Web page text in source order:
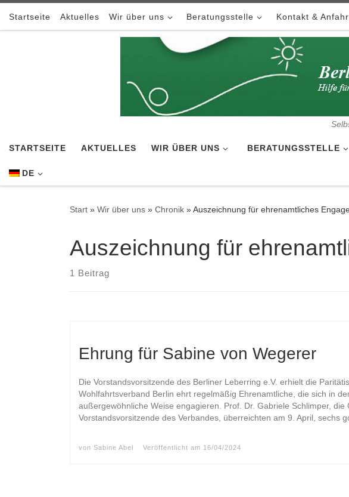
Zum Inhalt springen
Startseite Aktuelles Wir über uns Beratungsstelle Kontakt &
STARTSEITE AKTUELLES WIR ÜBER UNS BERATUNGSSTELLE
DE
Start » Wir über uns » Chronik »Auszeichnung für ehrenamtliches
Auszeichnung für
1 Beitrag
Ehrung für Sabine von Wegerer
Die Vorstandsvorsitzende des Berliner Leberring e.V. erhielt die
Wohlfahrtsverband Berlin ehrt regelmäßig Ehrenamtliche, die sich in
außergewöhnliche Weise engagieren. Prof. Dr. Gabriele Schlimper,
Vorstandsvorsitzende des Verbandes, überreichten am 9. April, sechs
von Sabine Abel Veröffentlicht am 16/04/2024